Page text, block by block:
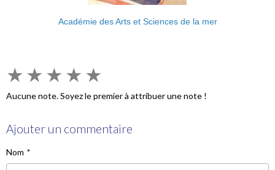
Académie des Arts et Sciences de la mer
★ ★ ★ ★ ★
Aucune note. Soyez le premier à attribuer une note !
Ajouter un commentaire
Nom